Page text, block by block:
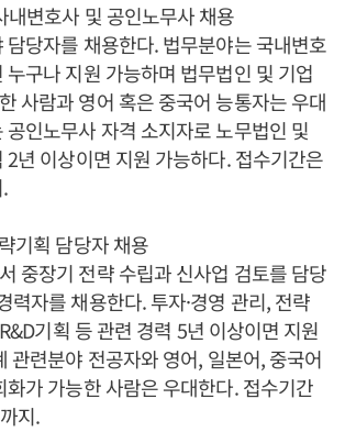
변호사 및 공인노무사 채용
담당자를 채용한다. 법무분야는 국내변호
누구나 지원 가능하며 법무법인 및 기업
사람과 영어 혹은 중국어 능통자는 우대
공인노무사 자격 소지자로 노무법인 및
2년 이상이면 지원 가능하다. 접수기간은
기획 담당자 채용
중장기 전략 수립과 신사업 검토를 담당
력자를 채용한다. 투자·경영 관리, 전략
기획 등 관련 경력 5년 이상이면 지원
관련분야 전공자와 영어, 일본어, 중국어
화가 가능한 사람은 우대한다. 접수기간
지.